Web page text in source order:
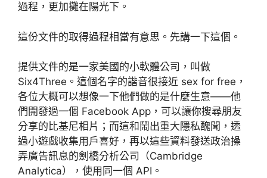
過程，更加攤在陽光下。
這份文件的取得過程相當有意思。先講一下這個。
提供文件的是一家美國的小軟體公司，叫做
Six4Three。這個名字的諧音很接近 sex for free，
各位大概可以想像一下他們做的是什麼生意——他
們開發過一個 Facebook App，可以讓你搜尋朋友
分享的比基尼相片；而這和鬧出重大隱私醜聞，透
過小遊戲收集用戶喜好，再以這些資料發送政治操
弄廣告訊息的劍橋分析公司（Cambridge
Analytica），使用同一個 API。